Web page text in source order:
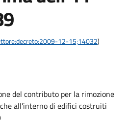
12-15;14032)
del contributo per la rimozione
all'interno di edifici costruiti